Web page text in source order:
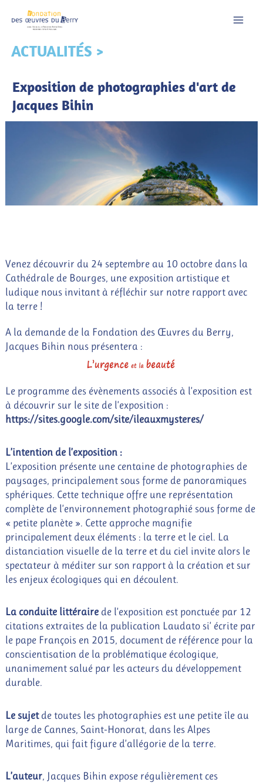
ACTUALITÉS >
Exposition de photographies d'art de
Jacques Bihin
Venez découvrir du 24 septembre au 10 octobre dans la
Cathédrale de Bourges, une exposition artistique et
ludique nous invitant à réfléchir sur notre rapport avec
la terre !
A la demande de la Fondation des Œuvres du Berry,
Jacques Bihin nous présentera :
Le programme des évènements associés à l’exposition est
à découvrir sur le site de l’exposition :
https://sites.google.com/site/ileauxmysteres/
L’intention de l’exposition :
L’exposition présente une centaine de photographies de
paysages, principalement sous forme de panoramiques
sphériques. Cette technique offre une représentation
complète de l’environnement photographié sous forme de
« petite planète ». Cette approche magnifie
principalement deux éléments : la terre et le ciel. La
distanciation visuelle de la terre et du ciel invite alors le
spectateur à méditer sur son rapport à la création et sur
les enjeux écologiques qui en découlent.
La conduite littérairede l’exposition est ponctuée par 12
citations extraites de la publication Laudato si’ écrite par
le pape François en 2015, document de référence pour la
conscientisation de la problématique écologique,
unanimement salué par les acteurs du développement
durable.
Le sujetde toutes les photographies est une petite île au
large de Cannes, Saint-Honorat, dans les Alpes
Maritimes, qui fait figure d’allégorie de la terre.
L’auteur, Jacques Bihin expose régulièrement ces